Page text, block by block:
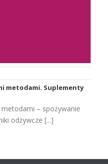
metodami. Suplementy
– spożywanie
odżywcze [...]